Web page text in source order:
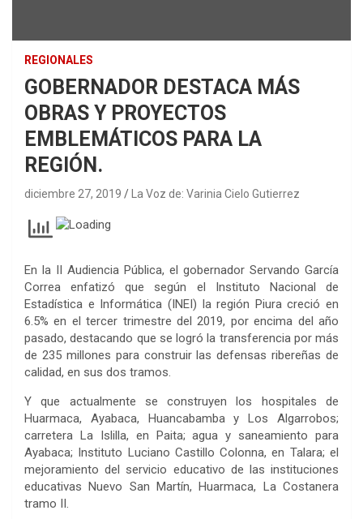
REGIONALES
GOBERNADOR DESTACA MÁS
OBRAS Y PROYECTOS
EMBLEMÁTICOS PARA LA
REGIÓN.
diciembre 27, 2019 La Voz de: Varinia Cielo Gutierrez
En la II Audiencia Pública, el gobernador Servando García
Correa enfatizó que según el Instituto Nacional de
Estadística e Informática (INEI) la región Piura creció en
6.5% en el tercer trimestre del 2019, por encima del año
pasado, destacando que se logró la transferencia por más
de 235 millones para construir las defensas ribereñas de
calidad, en sus dos tramos.
Y que actualmente se construyen los hospitales de
Huarmaca, Ayabaca, Huancabamba y Los Algarrobos;
carretera La Islilla, en Paita; agua y saneamiento para
Ayabaca; Instituto Luciano Castillo Colonna, en Talara; el
mejoramiento del servicio educativo de las instituciones
educativas Nuevo San Martín, Huarmaca, La Costanera
tramo II.